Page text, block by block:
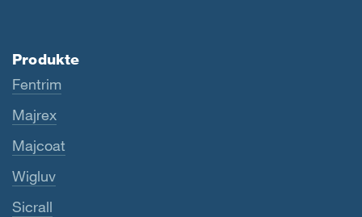
Produkte
Fentrim
Majrex
Majcoat
Wigluv
Sicrall